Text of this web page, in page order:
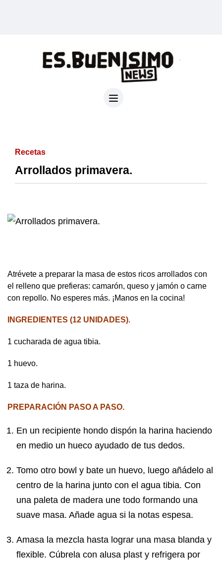
Recetas
Arrollados primavera.
Atrévete a preparar la masa de estos ricos arrollados con
el relleno que prefieras: camarón, queso y jamón o carne
con repollo. No esperes más. ¡Manos en la cocina!
INGREDIENTES (12 UNIDADES).
1 cucharada de agua tibia.
1 huevo.
1 taza de harina.
PREPARACIÓN PASO A PASO.
En un recipiente hondo dispón la harina haciendo
en medio un hueco ayudado de tus dedos.
Tomo otro bowl y bate un huevo, luego añádelo al
centro de la harina junto con el agua tibia. Con
una paleta de madera une todo formando una
suave masa. Añade agua si la notas espesa.
Amasa la mezcla hasta lograr una masa blanda y
flexible. Cúbrela con alusa plast y refrigera por